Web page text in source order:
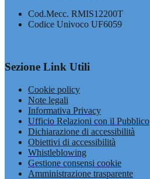
Cod.Mecc. RMIS12200T
Codice Univoco UF6059
Sezione Link Utili
Cookie policy
Note legali
Informativa Privacy
Ufficio Relazioni con il Pubblico
Dichiarazione di accessibilità
Obiettivi di accessibilità
Whistleblowing
Gestione consensi cookie
Amministrazione trasparente